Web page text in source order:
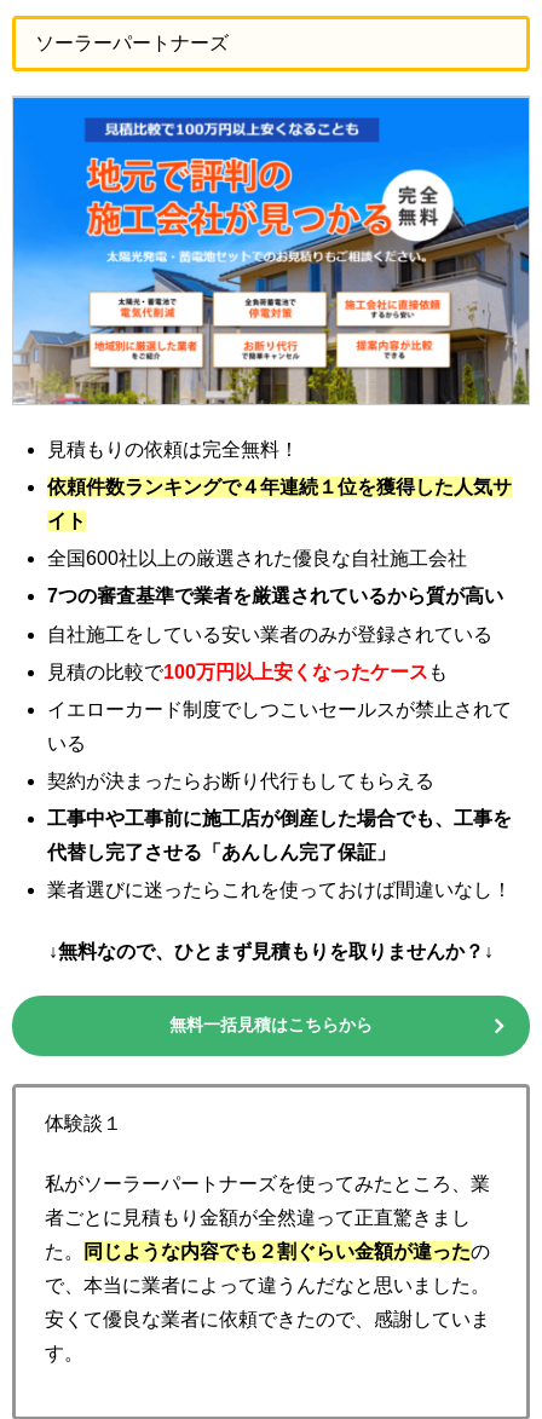
ソーラーパートナーズ
見積もりの依頼は完全無料！
依頼件数ランキングで４年連続１位を獲得した人気サ
イト
全国600社以上の厳選された優良な自社施工会社
7つの審査基準で業者を厳選されているから質が高い
自社施工をしている安い業者のみが登録されている
見積の比較で100万円以上安くなったケース も
イエローカード制度でしつこいセールスが禁止されて
いる
契約が決まったらお断り代行もしてもらえる
工事中や工事前に施工店が倒産した場合でも、工事を
代替し完了させる「あんしん完了保証」
業者選びに迷ったらこれを使っておけば間違いなし！
↓無料なので、ひとまず見積もりを取りませんか？↓
無料一括見積はこちらから
体験談１
私がソーラーパートナーズを使ってみたところ、業
者ごとに見積もり金額が全然違って正直驚きまし
た。
同じような内容でも２割ぐらい金額が違ったの
で、本当に業者によって違うんだなと思いました。
安くて優良な業者に依頼できたので、感謝していま
す。